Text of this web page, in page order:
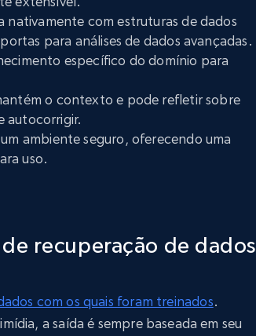
nativamente com estruturas de dados
para análises de dados avançadas.
específico do domínio para
o contexto e pode refletir sobre
autocorrigir.
ambiente seguro, oferecendo uma
uso.
recuperação de dados
com os quais foram treinados.
a saída é sempre baseada em seu